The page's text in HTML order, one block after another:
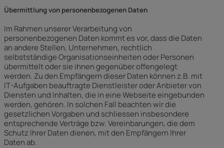
Übermittlung von personenbezogenen Daten
Im Rahmen unserer Verarbeitung von
personenbezogenen Daten kommt es vor, dass die Daten
an andere Stellen, Unternehmen, rechtlich
selbstständige Organisationseinheiten oder Personen
übermittelt oder sie ihnen gegenüber offengelegt
werden. Zu den Empfängern dieser Daten können z.B. mit
IT-Aufgaben beauftragte Dienstleister oder Anbieter von
Diensten und Inhalten, die in eine Webseite eingebunden
werden, gehören. In solchen Fall beachten wir die
gesetzlichen Vorgaben und schliessen insbesondere
entsprechende Verträge bzw. Vereinbarungen, die dem
Schutz Ihrer Daten dienen, mit den Empfängern Ihrer
Daten ab.